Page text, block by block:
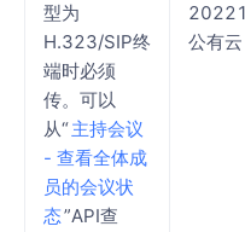
型为
H.323/SIP终
端时必须
传。可以
从“主持会议
- 查看全体成
员的会议状
态”API查
公有云